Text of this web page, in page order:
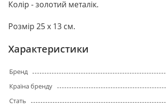
Колір - золотий металік.
Розмір 25 х 13 см.
Характеристики
Бренд
Країна бренду
Стать